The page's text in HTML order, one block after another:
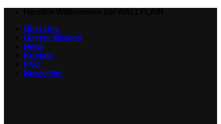
springenÜber Uns
Unsere Mission
News
Kontakt
FAQ
Newsletter